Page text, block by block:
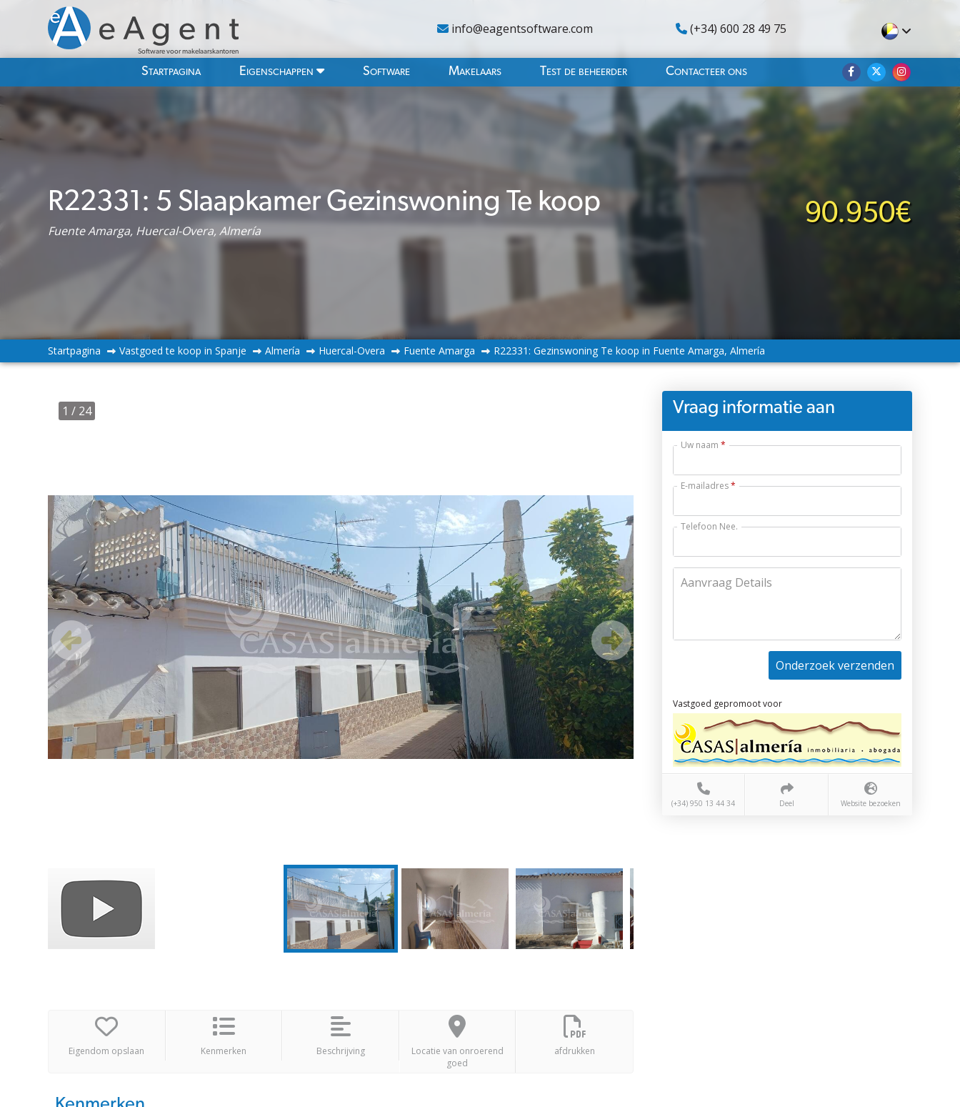
Software voor makelaarskantoren
info@eagentsoftware.com (+34) 600 28 49 75
Startpagina Eigenschappen Software Makelaars Test de beheerder Contacteer ons
R22331: 5 Slaapkamer Gezinswoning Te koop
Fuente Amarga, Huercal-Overa, Almería
90.950€
Startpagina Vastgoed te koop in Spanje Almería Huercal-Overa Fuente Amarga R22331: Gezinswoning Te koop in Fuente Amarga, Almería
1 / 24
Eigendom opslaan Kenmerken Beschrijving
Locatie van onroerend
goed
afdrukken
Vraag informatie aan
Uw naam
E-mailadres
Telefoon Nee.
Aanvraag Details
Onderzoek verzenden
Vastgoed gepromoot voor
(+34) 950 13 44 34 Deel Website bezoeken